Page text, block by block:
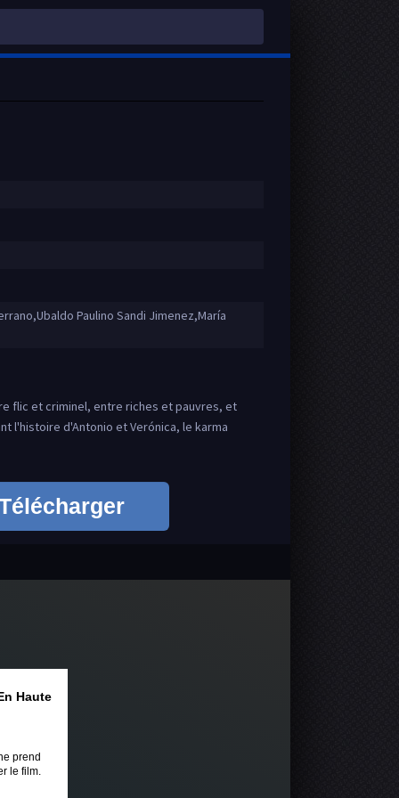
Paulino Sandi Jimenez,María
flic et criminel, entre riches et pauvres, et
l'histoire d'Antonio et Verónica, le karma
Haute
prend
le film.